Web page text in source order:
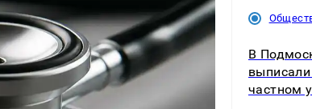
В
частном